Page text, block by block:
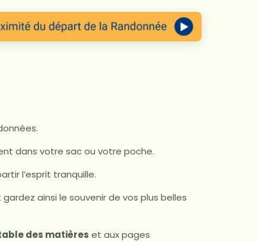
dans votre sac ou votre poche.
l’esprit tranquille.
ainsi le souvenir de vos plus belles
des matières et aux pages